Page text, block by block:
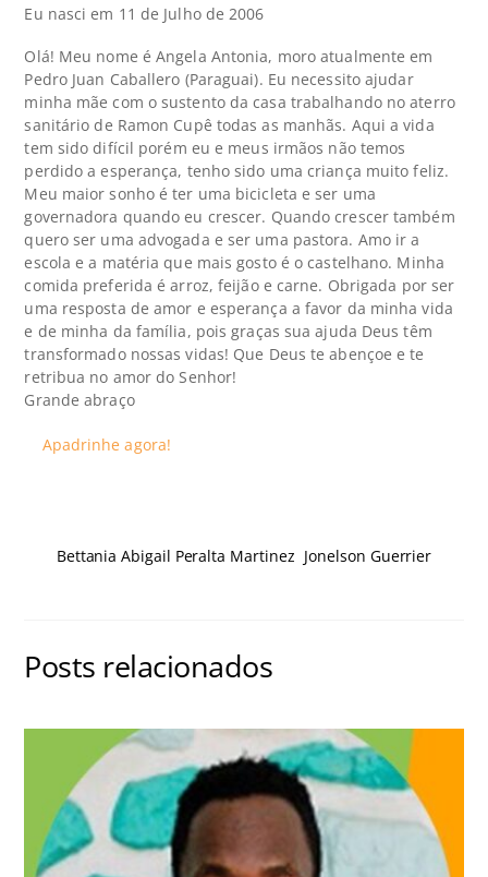
Eu nasci em 11 de Julho de 2006
Olá! Meu nome é Angela Antonia, moro atualmente em
Pedro Juan Caballero (Paraguai). Eu necessito ajudar
minha mãe com o sustento da casa trabalhando no aterro
sanitário de Ramon Cupê todas as manhãs. Aqui a vida
tem sido difícil porém eu e meus irmãos não temos
perdido a esperança, tenho sido uma criança muito feliz.
Meu maior sonho é ter uma bicicleta e ser uma
governadora quando eu crescer. Quando crescer também
quero ser uma advogada e ser uma pastora. Amo ir a
escola e a matéria que mais gosto é o castelhano. Minha
comida preferida é arroz, feijão e carne. Obrigada por ser
uma resposta de amor e esperança a favor da minha vida
e de minha da família, pois graças sua ajuda Deus têm
transformado nossas vidas! Que Deus te abençoe e te
retribua no amor do Senhor!
Grande abraço
Apadrinhe agora!
Bettania Abigail Peralta Martinez Jonelson Guerrier
Posts relacionados